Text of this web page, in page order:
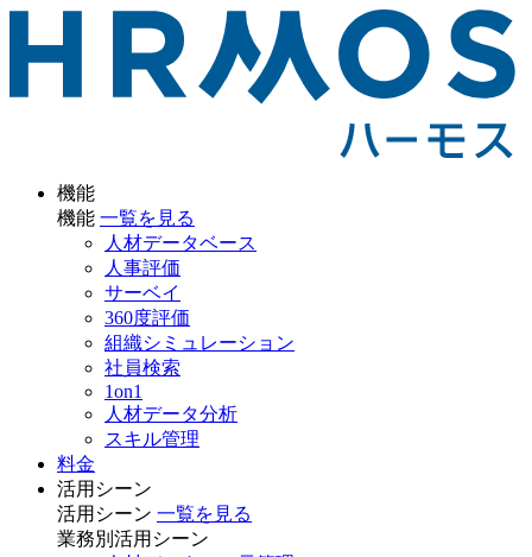
機能
機能 一覧を見る
人材データベース
人事評価
サーベイ
360度評価
組織シミュレーション
社員検索
1on1
人材データ分析
スキル管理
料金
活用シーン
活用シーン 一覧を見る
業務別 活用シーン